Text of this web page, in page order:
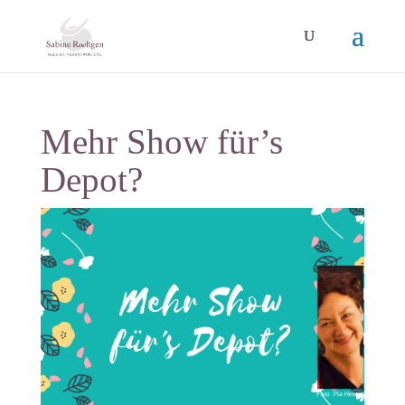
Mehr Show für’s
Depot?